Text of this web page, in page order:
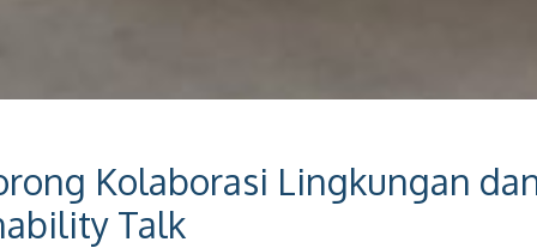
Kolaborasi Lingkungan
Talk